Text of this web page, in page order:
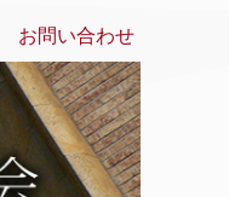
お問い合わせ